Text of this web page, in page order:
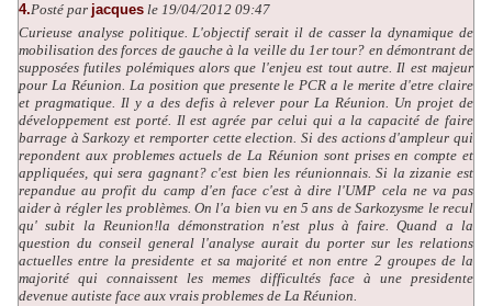
4.Posté par jacques le 19/04/2012 09:47
Curieuse analyse politique. L'objectif serait il de casser la dynamique de
mobilisation des forces de gauche à la veille du 1er tour? en démontrant de
supposées futiles polémiques alors que l'enjeu est tout autre. Il est majeur
pour La Réunion. La position que presente le PCR a le merite d'etre claire
et pragmatique. Il y a des defis à relever pour La Réunion. Un projet de
développement est porté. Il est agrée par celui qui a la capacité de faire
barrage à Sarkozy et remporter cette election. Si des actions d'ampleur qui
repondent aux problemes actuels de La Réunion sont prises en compte et
appliquées, qui sera gagnant? c'est bien les réunionnais. Si la zizanie est
repandue au profit du camp d'en face c'est à dire l'UMP cela ne va pas
aider à régler les problèmes. On l'a bien vu en 5 ans de Sarkozysme le recul
qu' subit la Reunion!la démonstration n'est plus à faire. Quand a la
question du conseil general l'analyse aurait du porter sur les relations
actuelles entre la presidente et sa majorité et non entre 2 groupes de la
majorité qui connaissent les memes difficultés face à une presidente
devenue autiste face aux vrais problemes de La Réunion.